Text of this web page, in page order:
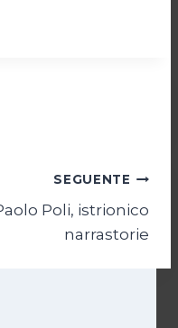
SEGUENTE
Poli, istrionico
narrastorie